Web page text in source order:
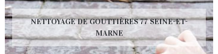
NETTOYAGE DE GOUTTIÈRES 77 SEINE-ET-
MARNE